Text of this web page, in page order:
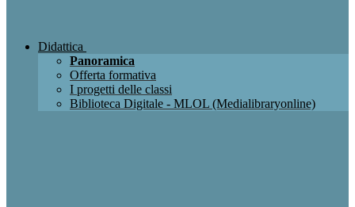
Didattica
Panoramica
Offerta formativa
I progetti delle classi
Biblioteca Digitale - MLOL (Medialibraryonline)